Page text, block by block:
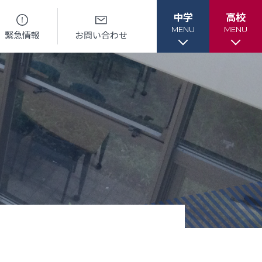
緊急情報 お問い合わせ
中学
MENU
各種書類
各種書類ダウンロード
高校
MENU
各種書類
各種書類ダウンロード
卒業生調査書交付手順